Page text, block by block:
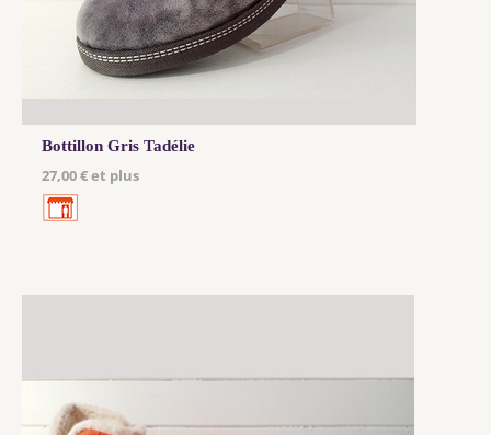
Bottillon Gris Tadélie
27,00 € et plus